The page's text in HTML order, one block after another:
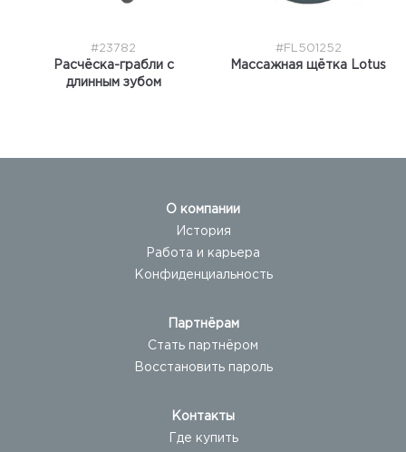
#23782
Расчёска-грабли с
длинным зубом
#FL501252
Массажная щётка Lotus
О компании
История
Работа и карьера
Конфиденциальность
Партнёрам
Стать партнёром
Восстановить пароль
Контакты
Где купить